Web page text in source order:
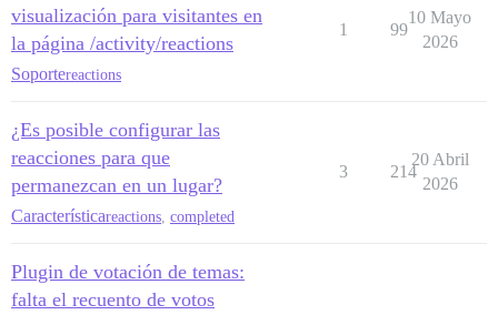
visualización para visitantes en
la página /activity/reactions
Soportereactions
1 99
10 Mayo
2026
¿Es posible configurar las
reacciones para que
permanezcan en un lugar?
Característicareactions completed
3 214
20 Abril
2026
Plugin de votación de temas:
falta el recuento de votos